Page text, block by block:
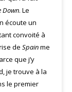
Down. Le
écoute un
convoité à
de Spainme
que j’y
je trouve à la
le premier